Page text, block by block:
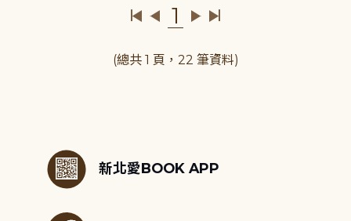
1
(總共 1 頁，22 筆資料)
新北愛BOOK APP